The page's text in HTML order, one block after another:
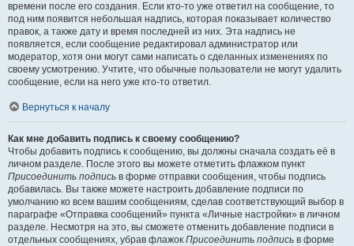
времени после его создания. Если кто-то уже ответил на сообщение, то
под ним появится небольшая надпись, которая показывает количество
правок, а также дату и время последней из них. Эта надпись не
появляется, если сообщение редактировал администратор или
модератор, хотя они могут сами написать о сделанных изменениях по
своему усмотрению. Учтите, что обычные пользователи не могут удалить
сообщение, если на него уже кто-то ответил.
Вернуться к началу
Как мне добавить подпись к своему сообщению?
Чтобы добавить подпись к сообщению, вы должны сначала создать её в
личном разделе. После этого вы можете отметить флажком пункт
Присоединить подпись в форме отправки сообщения, чтобы подпись
добавилась. Вы также можете настроить добавление подписи по
умолчанию ко всем вашим сообщениям, сделав соответствующий выбор в
параграфе «Отправка сообщений» пункта «Личные настройки» в личном
разделе. Несмотря на это, вы сможете отменить добавление подписи в
отдельных сообщениях, убрав флажок Присоединить подпись в форме